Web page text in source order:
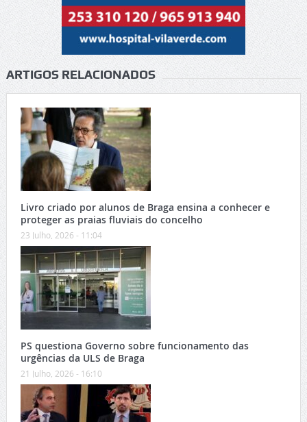
ARTIGOS RELACIONADOS
Livro criado por alunos de Braga ensina a conhecer e
proteger as praias fluviais do concelho
23 Julho, 2026 - 11:04
PS questiona Governo sobre funcionamento das
urgências da ULS de Braga
21 Julho, 2026 - 16:10